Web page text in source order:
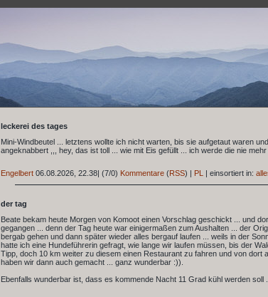
leckerei des tages
Mini-Windbeutel ... letztens wollte ich nicht warten, bis sie aufgetaut waren
angeknabbert ,,, hey, das ist toll ... wie mit Eis gefüllt ... ich werde die nie mehr
Engelbert 06.08.2026, 22.38| (7/0) Kommentare (RSS) | PL | einsortiert in:
der tag
Beate bekam heute Morgen von Komoot einen Vorschlag geschickt ... und
gegangen ... denn der Tag heute war einigermaßen zum Aushalten ... der
bergab gehen und dann später wieder alles bergauf laufen ... weils in der
hatte ich eine Hundeführerin gefragt, wie lange wir laufen müssen, bis der
Tipp, doch 10 km weiter zu diesem einen Restaurant zu fahren und von dort
haben wir dann auch gemacht ... ganz wunderbar :)).
Ebenfalls wunderbar ist, dass es kommende Nacht 11 Grad kühl werden soll